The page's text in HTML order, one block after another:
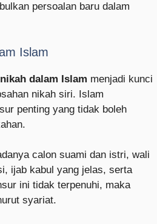
persoalan baru dalam
Islam
dalam Islam menjadi kunci
nikah siri. Islam
penting yang tidak boleh
calon suami dan istri, wali
ijab kabul yang jelas, serta
ini tidak terpenuhi, maka
syariat.